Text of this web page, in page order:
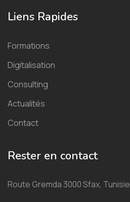
Liens Rapides
Formations
Digitalisation
Consulting
Actualités
Contact
Rester en contact
Route Gremda 3000 Sfax, Tunisie